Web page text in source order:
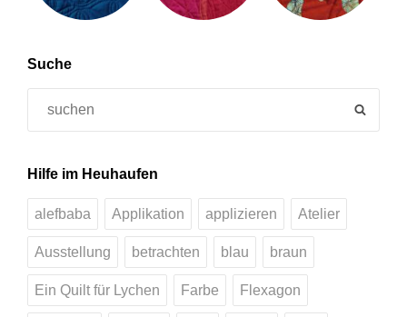
Suche
Hilfe im Heuhaufen
alefbaba Applikation applizieren Atelier
Ausstellung betrachten blau braun
Ein Quilt für Lychen Farbe Flexagon